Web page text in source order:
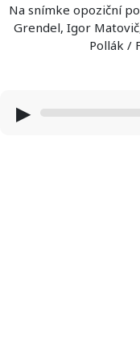
Na snímke opoziční
Grendel, Igor
Pollák /
▶